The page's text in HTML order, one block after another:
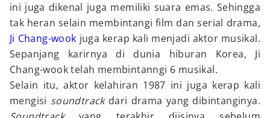
ini juga dikenal juga memiliki suara emas. Sehingga
tak heran selain membintangi film dan serial drama,
Ji Chang-wook juga kerap kali menjadi aktor musikal.
Sepanjang karirnya di dunia hiburan Korea, Ji
Chang-wook telah membintanngi 6 musikal.
Selain itu, aktor kelahiran 1987 ini juga kerap kali
mengisi soundtrack dari drama yang dibintanginya.